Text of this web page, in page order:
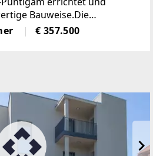
Bauweise.Die
Wohnungen - zwischen
- sind optimal
€ 357.500